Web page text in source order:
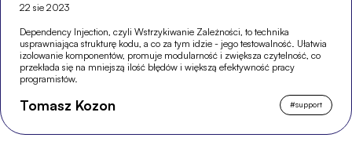
22 sie 2023
Dependency Injection, czyli Wstrzykiwanie Zależności, to technika
usprawniająca strukturę kodu, a co za tym idzie - jego testowalność. Ułatwia
izolowanie komponentów, promuje modularność i zwiększa czytelność, co
przekłada się na mniejszą ilość błędów i większą efektywność pracy
programistów.
Tomasz Kozon #support